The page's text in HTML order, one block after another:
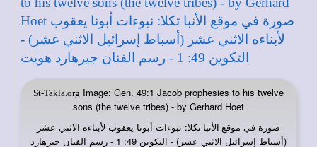
St-Takla.org Image: Gen. 49:1 Jacob prophesies to his twelve
sons (the twelve tribes) - by Gerhard Hoet
صورة في موقع الأنبا تكلا: نبوءات أبونا يعقوب لأبناءه الاثني عشر
(أسباط إسرائيل الاثني عشر) - التكوين 49: 1 - رسم الفنان جيرهارد